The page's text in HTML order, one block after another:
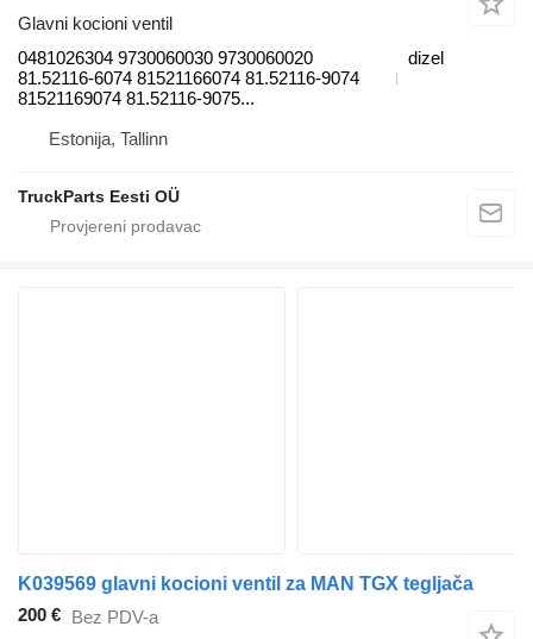
Glavni kocioni ventil
0481026304 9730060030 9730060020
81.52116-6074 81521166074 81.52116-9074
81521169074 81.52116-9075...
dizel
Estonija, Tallinn
TruckParts Eesti OÜ
K039569 glavni kocioni ventil za MAN TGX tegljača
200 € Bez PDV-a